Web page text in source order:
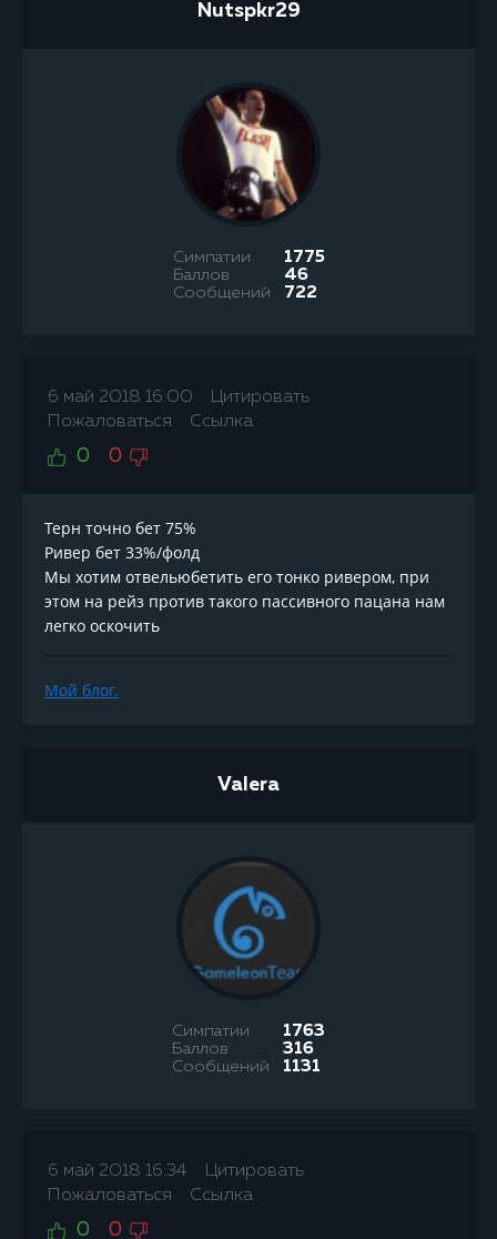
Nutspkr29
Симпатии 1775
Баллов 46
Сообщений 722
6 май 2018 16:00
Цитировать
Пожаловаться
Ссылка
0 0
Терн точно бет 75%
Ривер бет 33%/фолд
Мы хотим отвельюбетить его тонко ривером, при
этом на рейз против такого пассивного пацана нам
легко оскочить
Мой блог.
Valera
Симпатии 1763
Баллов 316
Сообщений 1131
6 май 2018 16:34
Цитировать
Пожаловаться
Ссылка
0 0